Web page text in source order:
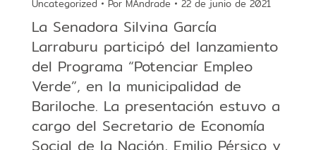
Uncategorized Por MAndrade 22 de junio de 2021
La Senadora Silvina García
Larraburu participó del lanzamiento
del Programa “Potenciar Empleo
Verde”, en la municipalidad de
Bariloche. La presentación estuvo a
cargo del Secretario de Economía